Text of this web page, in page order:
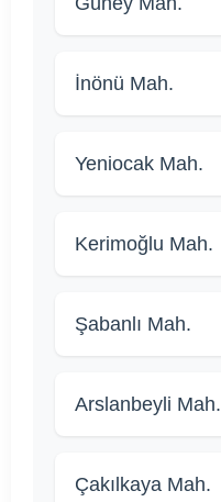
İnönü Mah.
Yeniocak Mah.
Kerimoğlu Mah.
Şabanlı Mah.
Arslanbeyli Mah.
Çakılkaya Mah.